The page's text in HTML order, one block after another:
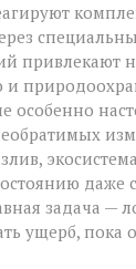
привлекают
и
особенно
даже
задача —
ущерб, пока